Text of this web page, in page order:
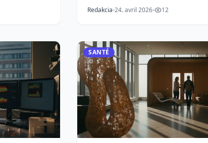
Redakcia 24. avril 2026 12
SANTÉ